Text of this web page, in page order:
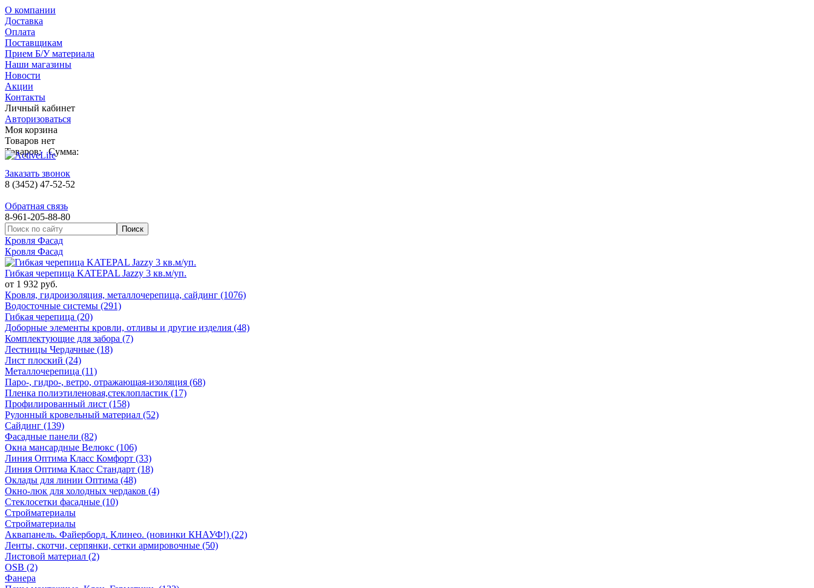
О компании
Доставка
Оплата
Поставщикам
Прием Б/У материала
Наши магазины
Новости
Акции
Контакты
Личный кабинет
Авторизоваться
Моя корзина
Товаров нет
Товаров: Сумма:
Заказать звонок
8 (3452) 47-52-52
Обратная связь
8-961-205-88-80
Кровля Фасад
Кровля Фасад
Гибкая черепица KATEPAL Jazzy 3 кв.м/уп.
от 1 932 руб.
Кровля, гидроизоляция, металлочерепица, сайдинг (1076)
Водосточные системы (291)
Гибкая черепица (20)
Доборные элементы кровли, отливы и другие изделия (48)
Комплектующие для забора (7)
Лестницы Чердачные (18)
Лист плоский (24)
Металлочерепица (11)
Паро-, гидро-, ветро, отражающая-изоляция (68)
Пленка полиэтиленовая,стеклопластик (17)
Профилированный лист (158)
Рулонный кровельный материал (52)
Сайдинг (139)
Фасадные панели (82)
Окна мансардные Велюкс (106)
Линия Оптима Класс Комфорт (33)
Линия Оптима Класс Стандарт (18)
Оклады для линии Оптима (48)
Окно-люк для холодных чердаков (4)
Стеклосетки фасадные (10)
Стройматериалы
Стройматериалы
Аквапанель. Файерборд. Клинео. (новинки КНАУФ!) (22)
Ленты, скотчи, серпянки, сетки армировочные (50)
Листовой материал (2)
OSB (2)
Фанера